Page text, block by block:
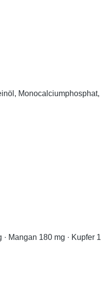
Mangan 180 mg · Kupfer